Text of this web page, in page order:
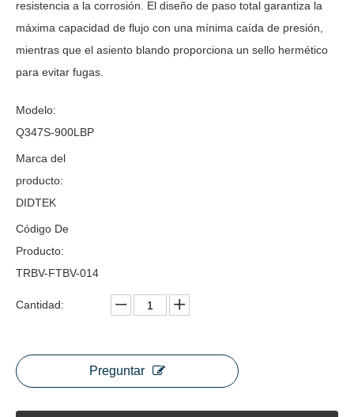
resistencia a la corrosión. El diseño de paso total garantiza la
máxima capacidad de flujo con una mínima caída de presión,
mientras que el asiento blando proporciona un sello hermético
para evitar fugas.
Modelo:
Q347S-900LBP
Marca del
producto:
DIDTEK
Código De
Producto:
TRBV-FTBV-014
Cantidad:
Preguntar